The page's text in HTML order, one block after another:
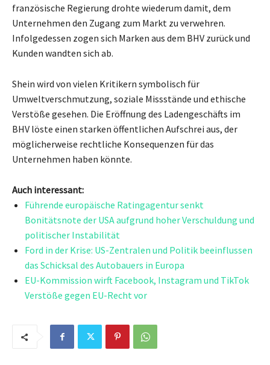
französische Regierung drohte wiederum damit, dem
Unternehmen den Zugang zum Markt zu verwehren.
Infolgedessen zogen sich Marken aus dem BHV zurück und
Kunden wandten sich ab.
Shein wird von vielen Kritikern symbolisch für
Umweltverschmutzung, soziale Missstände und ethische
Verstöße gesehen. Die Eröffnung des Ladengeschäfts im
BHV löste einen starken öffentlichen Aufschrei aus, der
möglicherweise rechtliche Konsequenzen für das
Unternehmen haben könnte.
Auch interessant:
Führende europäische Ratingagentur senkt
Bonitätsnote der USA aufgrund hoher Verschuldung und
politischer Instabilität
Ford in der Krise: US-Zentralen und Politik beeinflussen
das Schicksal des Autobauers in Europa
EU-Kommission wirft Facebook, Instagram und TikTok
Verstöße gegen EU-Recht vor